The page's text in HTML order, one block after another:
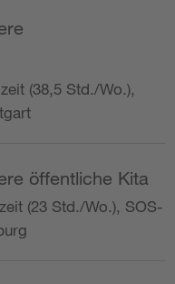
(38,5 Std./Wo.),
öffentliche Kita
(23 Std./Wo.), SOS-